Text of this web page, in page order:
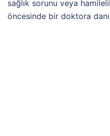
sağlık sorunu veya
öncesinde bir doktora